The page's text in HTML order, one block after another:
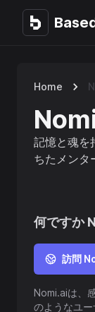
Home
記憶と魂を
ちたメンタ
何ですか
訪問
Nomi.aiは、
のようなユ